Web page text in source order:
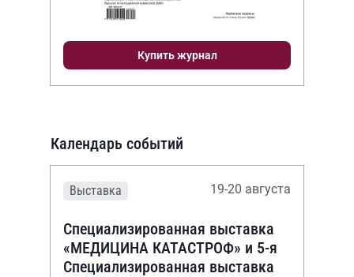
Купить журнал
Календарь событий
Выставка 19-20 августа
Специализированная выставка
«МЕДИЦИНА КАТАСТРОФ» и 5-я
Специализированная выставка